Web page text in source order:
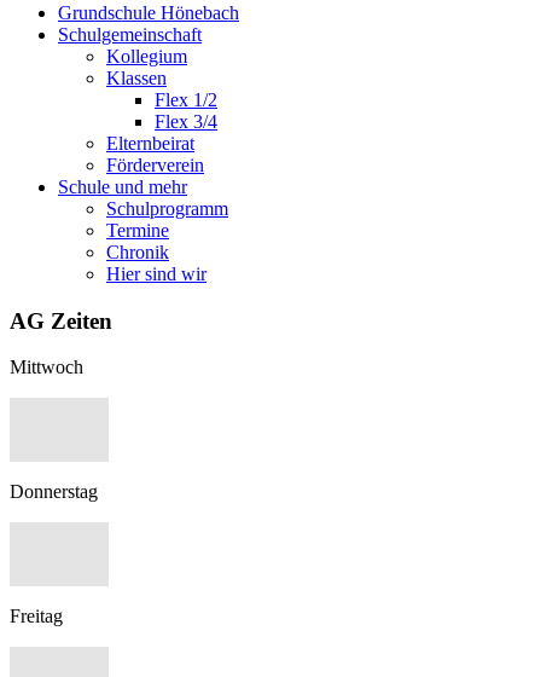
Grundschule Hönebach
Schulgemeinschaft
Kollegium
Klassen
Flex 1/2
Flex 3/4
Elternbeirat
Förderverein
Schule und mehr
Schulprogramm
Termine
Chronik
Hier sind wir
AG Zeiten
Mittwoch
Donnerstag
Freitag